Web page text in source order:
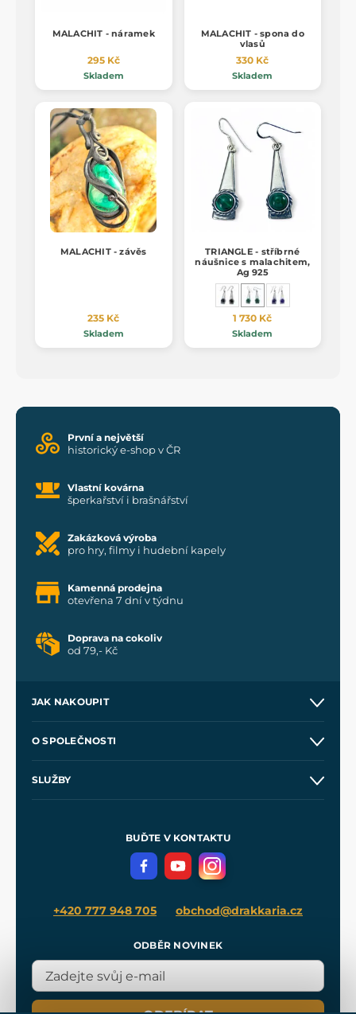
MALACHIT - náramek
295 Kč
Skladem
MALACHIT - spona do
vlasů
330 Kč
Skladem
MALACHIT - závěs
235 Kč
Skladem
TRIANGLE - stříbrné
náušnice s malachitem,
Ag 925
1 730 Kč
Skladem
První a největší
historický e-shop v ČR
Vlastní kovárna
šperkařství i brašnářství
Zakázková výroba
pro hry, filmy i hudební kapely
Kamenná prodejna
otevřena 7 dní v týdnu
Doprava na cokoliv
od 79,- Kč
JAK NAKOUPIT
Velkoobchod
O SPOLEČNOSTI
SLUŽBY
Meče pro Kingdom Come
BUĎTE V KONTAKTU
+420 777 948 705 obchod@drakkaria.cz
ODBĚR NOVINEK